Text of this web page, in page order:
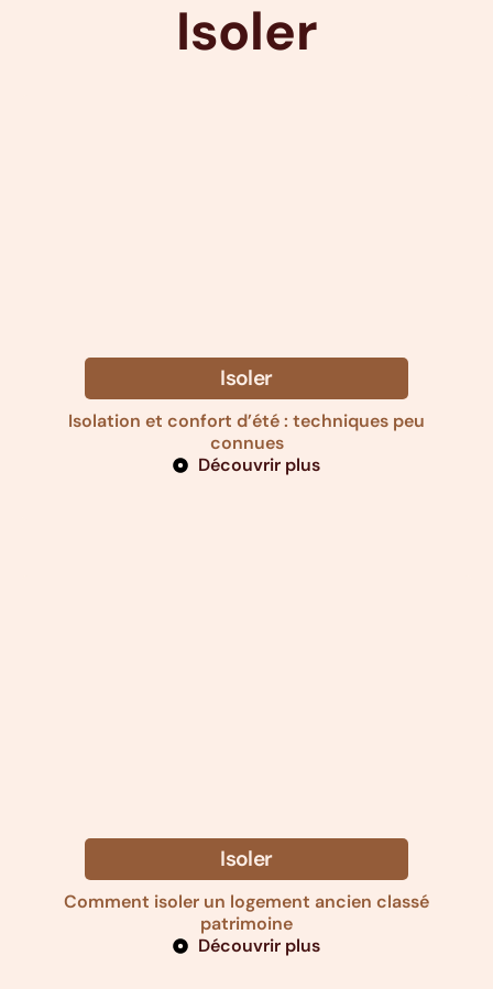
Isoler
Isoler
Isolation et confort d’été : techniques peu
connues
Découvrir plus
Isoler
Comment isoler un logement ancien classé
patrimoine
Découvrir plus